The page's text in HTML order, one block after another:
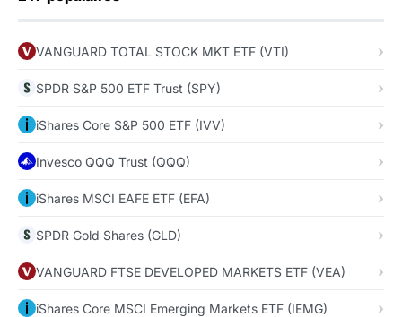
VANGUARD TOTAL STOCK MKT ETF (VTI)
SPDR S&P 500 ETF Trust (SPY)
iShares Core S&P 500 ETF (IVV)
Invesco QQQ Trust (QQQ)
iShares MSCI EAFE ETF (EFA)
SPDR Gold Shares (GLD)
VANGUARD FTSE DEVELOPED MARKETS ETF (VEA)
iShares Core MSCI Emerging Markets ETF (IEMG)